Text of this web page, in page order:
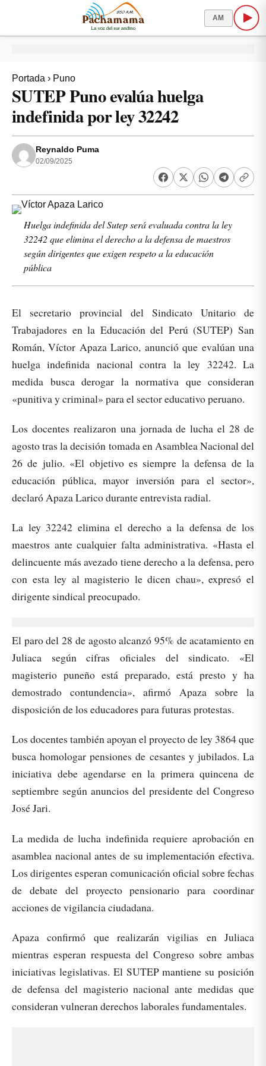
AM
Portada › Puno
SUTEP Puno evalúa huelga
indefinida por ley 32242
Reynaldo Puma
02/09/2025
Huelga indefinida del Sutep será evaluada contra la ley
32242 que elimina el derecho a la defensa de maestros
según dirigentes que exigen respeto a la educación
pública
El secretario provincial del Sindicato Unitario de
Trabajadores en la Educación del Perú (SUTEP) San
Román, Víctor Apaza Larico, anunció que evalúan una
huelga indefinida nacional contra la ley 32242. La
medida busca derogar la normativa que consideran
«punitiva y criminal» para el sector educativo peruano.
Los docentes realizaron una jornada de lucha el 28 de
agosto tras la decisión tomada en Asamblea Nacional del
26 de julio. «El objetivo es siempre la defensa de la
educación pública, mayor inversión para el sector»,
declaró Apaza Larico durante entrevista radial.
La ley 32242 elimina el derecho a la defensa de los
maestros ante cualquier falta administrativa. «Hasta el
delincuente más avezado tiene derecho a la defensa, pero
con esta ley al magisterio le dicen chau», expresó el
dirigente sindical preocupado.
El paro del 28 de agosto alcanzó 95% de acatamiento en
Juliaca según cifras oficiales del sindicato. «El
magisterio puneño está preparado, está presto y ha
demostrado contundencia», afirmó Apaza sobre la
disposición de los educadores para futuras protestas.
Los docentes también apoyan el proyecto de ley 3864 que
busca homologar pensiones de cesantes y jubilados. La
iniciativa debe agendarse en la primera quincena de
septiembre según anuncios del presidente del Congreso
José Jari.
La medida de lucha indefinida requiere aprobación en
asamblea nacional antes de su implementación efectiva.
Los dirigentes esperan comunicación oficial sobre fechas
de debate del proyecto pensionario para coordinar
acciones de vigilancia ciudadana.
Apaza confirmó que realizarán vigilias en Juliaca
mientras esperan respuesta del Congreso sobre ambas
iniciativas legislativas. El SUTEP mantiene su posición
de defensa del magisterio nacional ante medidas que
consideran vulneran derechos laborales fundamentales.